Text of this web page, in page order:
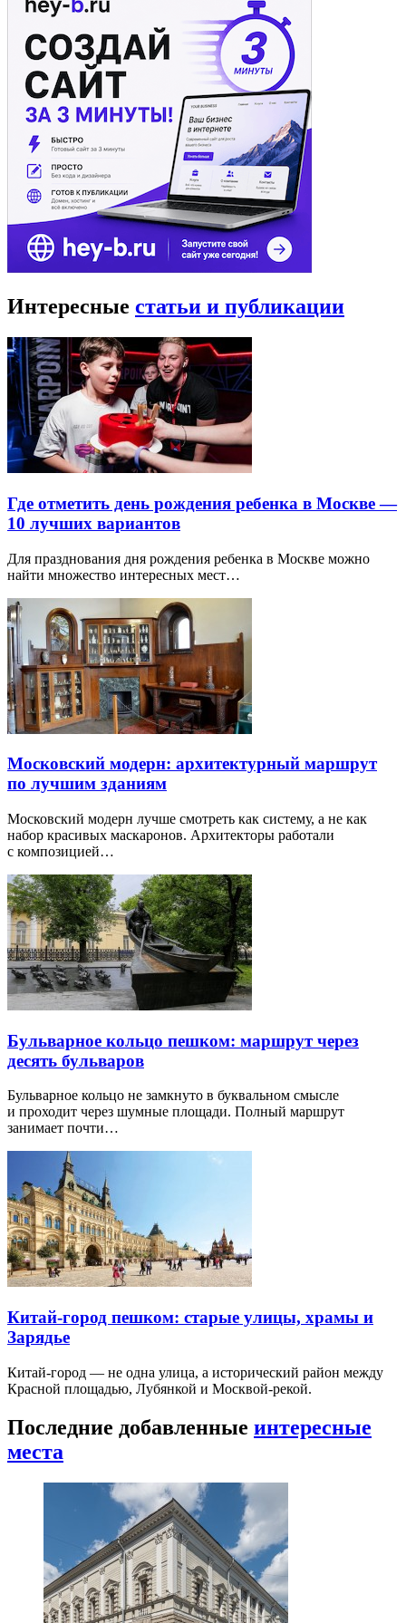
Интересные статьи и публикации
Где отметить день рождения ребенка в Москве —
10 лучших вариантов
Для празднования дня рождения ребенка в Москве можно
найти множество интересных мест…
Московский модерн: архитектурный маршрут
по лучшим зданиям
Московский модерн лучше смотреть как систему, а не как
набор красивых маскаронов. Архитекторы работали
с композицией…
Бульварное кольцо пешком: маршрут через
десять бульваров
Бульварное кольцо не замкнуто в буквальном смысле
и проходит через шумные площади. Полный маршрут
занимает почти…
Китай-город пешком: старые улицы, храмы и
Зарядье
Китай-город — не одна улица, а исторический район между
Красной площадью, Лубянкой и Москвой-рекой.
Последние добавленные интересные
места